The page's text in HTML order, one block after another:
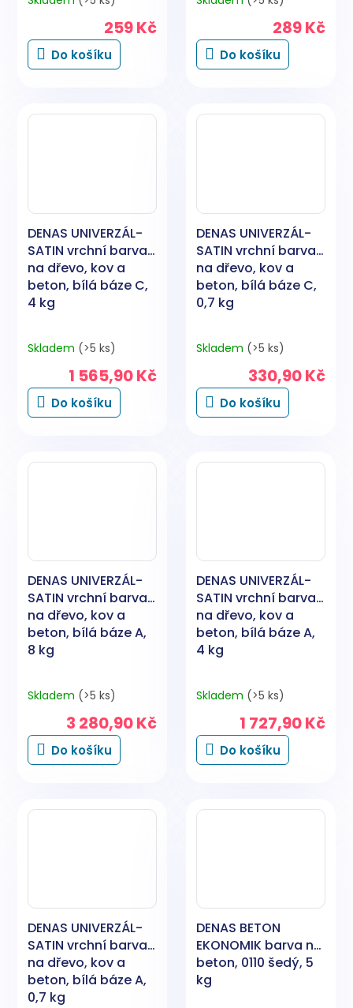
259 Kč
Do košíku
289 Kč
Do košíku
DENAS UNIVERZÁL-
SATIN vrchní barva
na dřevo, kov a
beton, bílá báze C,
4 kg
Skladem (>5 ks)
1 565,90 Kč
Do košíku
DENAS UNIVERZÁL-
SATIN vrchní barva
na dřevo, kov a
beton, bílá báze C,
0,7 kg
Skladem (>5 ks)
330,90 Kč
Do košíku
DENAS UNIVERZÁL-
SATIN vrchní barva
na dřevo, kov a
beton, bílá báze A,
8 kg
Skladem (>5 ks)
3 280,90 Kč
Do košíku
DENAS UNIVERZÁL-
SATIN vrchní barva
na dřevo, kov a
beton, bílá báze A,
4 kg
Skladem (>5 ks)
1 727,90 Kč
Do košíku
DENAS UNIVERZÁL-
SATIN vrchní barva
na dřevo, kov a
beton, bílá báze A,
0,7 kg
DENAS BETON
EKONOMIK barva na
beton, 0110 šedý, 5
kg